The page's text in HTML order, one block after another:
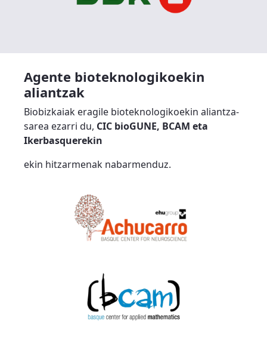
Agente bioteknologikoekin
aliantzak
Biobizkaiak eragile bioteknologikoekin aliantza-
sarea ezarri du, CIC bioGUNE, BCAM eta
Ikerbasquerekin
ekin hitzarmenak nabarmenduz.